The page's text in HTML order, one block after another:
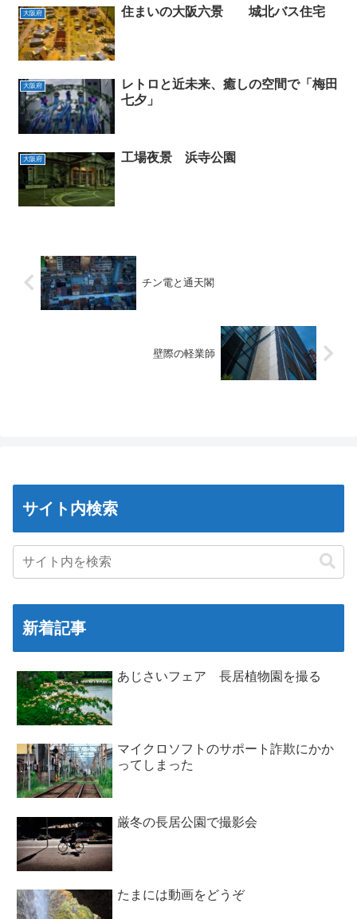
大阪府 住まいの大阪六景 城北バス住宅
大阪府
レトロと近未来、癒しの空間で「梅田
七夕」
大阪府 工場夜景 浜寺公園
チン電と通天閣
壁際の軽業師
サイト内検索
新着記事
あじさいフェア 長居植物園を撮る
マイクロソフトのサポート詐欺にかか
ってしまった
厳冬の長居公園で撮影会
たまには動画をどうぞ